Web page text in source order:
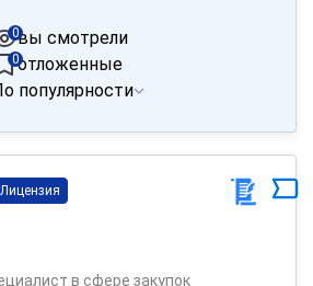
вы смотрели
0
отложенные
0
популярности
Лицензия
в сфере закупок